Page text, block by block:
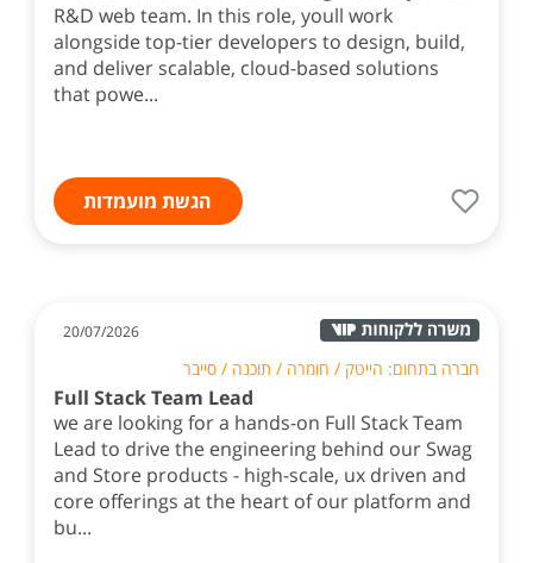
R&D web team. In this role, youll work
alongside top-tier developers to design, build,
and deliver scalable, cloud-based solutions
that powe...
הגשת מועמדות
20/07/2026
חברה בתחום: הייטק / חומרה / תוכנה / סייבר
Full Stack Team Lead
we are looking for a hands-on Full Stack Team
Lead to drive the engineering behind our Swag
and Store products - high-scale, ux driven and
core offerings at the heart of our platform and
bu...